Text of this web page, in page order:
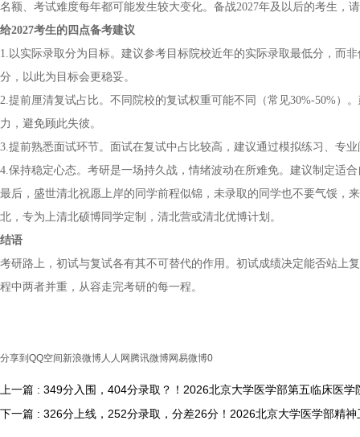
名额、考试难度每年都可能发生较大变化。备战2027年及以后的考生
给2027考生的四点备考建议
1.以实际录取分为目标。建议参考目标院校近年的实际录取最低分，而
分，以此为目标会更稳妥。
2.提前厘清复试占比。不同院校的复试权重可能不同（常见30%-50%）
力，避免顾此失彼。
3.提前熟悉面试环节。面试在复试中占比较高，建议通过模拟练习、专
4.保持稳定心态。考研是一场持久战，情绪波动在所难免。建议制定适
最后，盛世清北祝愿上岸的同学前程似锦，未录取的同学也不要气馁，
北，专为上清北硕博同学定制，清北营或清北优博计划。
结语
考研路上，初试与复试各有其不可替代的作用。初试成绩决定能否站上
程中两者并重，从容走完考研的每一程。
分享到 QQ空间 新浪微博人人网 腾讯微博网易微博0
上一篇 : 349分入围，404分录取？！2026北京大学医学部第五临床医
下一篇 : 326分上线，252分录取，分差26分！2026北京大学医学部精